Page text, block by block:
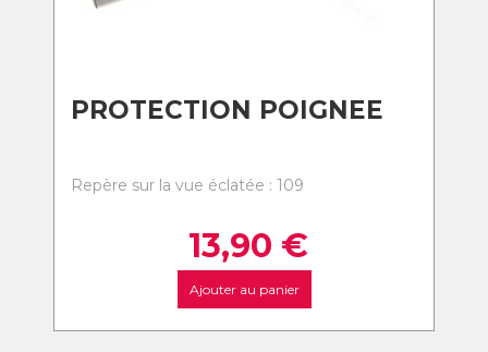
PROTECTION POIGNEE
Repère sur la vue éclatée : 109
13,90 €
Ajouter au panier